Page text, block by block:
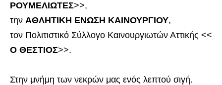
ΡΟΥΜΕΛΙΩΤΕΣ>>,
την ΑΘΛΗΤΙΚΗ ΕΝΩΣΗ ΚΑΙΝΟΥΡΓΙΟΥ,
τον Πολιτιστικό Σύλλογο Καινουργιωτών Αττικής <<
Ο ΘΕΣΤΙΟΣ>>.
Στην μνήμη των νεκρών μας ενός λεπτού σιγή.